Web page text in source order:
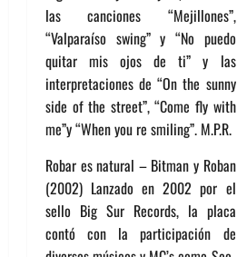
las canciones “Mejillones”,
“Valparaíso swing” y “No puedo
quitar mis ojos de ti” y las
interpretaciones de “On the sunny
side of the street”, “Come fly with
me”y “When you re smiling”. M.P.R.
Robar es natural – Bitman y Roban
(2002) Lanzado en 2002 por el
sello Big Sur Records, la placa
contó con la participación de